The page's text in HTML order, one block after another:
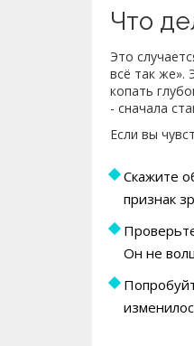
Что
Это
всё так же».
копать
- сначала
Если вы
Скажите
признак
Он не